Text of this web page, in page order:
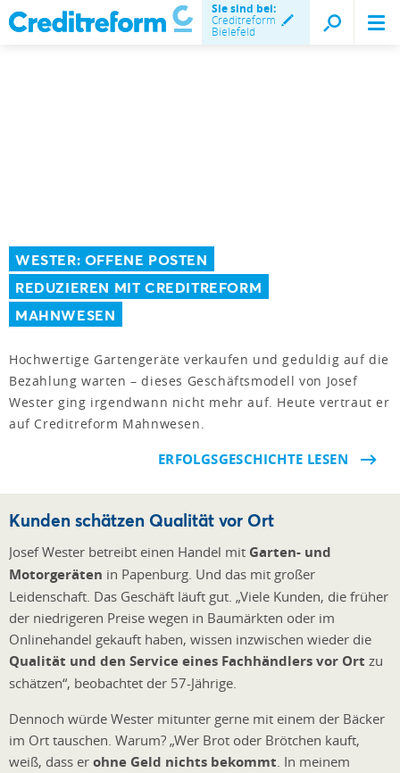
Sie sind bei:
Creditreform
Bielefeld
WESTER: OFFENE POSTEN
REDUZIEREN MIT CREDITREFORM
MAHNWESEN
Hochwertige Gartengeräte verkaufen und geduldig auf die
Bezahlung warten – dieses Geschäftsmodell von Josef
Wester ging irgendwann nicht mehr auf. Heute vertraut er
auf Creditreform Mahnwesen.
ERFOLGSGESCHICHTE LESEN
Kunden schätzen Qualität vor Ort
Josef Wester betreibt einen Handel mit Garten- und
Motorgeräten in Papenburg. Und das mit großer
Leidenschaft. Das Geschäft läuft gut. „Viele Kunden, die früher
der niedrigeren Preise wegen in Baumärkten oder im
Onlinehandel gekauft haben, wissen inzwischen wieder die
Qualität und den Service eines Fachhändlers vor Ort zu
schätzen“, beobachtet der 57-Jährige.
Dennoch würde Wester mitunter gerne mit einem der Bäcker
im Ort tauschen. Warum? „Wer Brot oder Brötchen kauft,
weiß, dass er ohne Geld nichts bekommt . In meinem